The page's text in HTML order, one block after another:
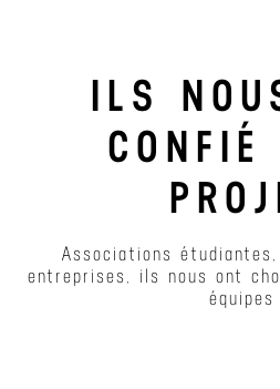
ILS
CONFIÉ
Associations
entreprises, ils nous ont
équipes